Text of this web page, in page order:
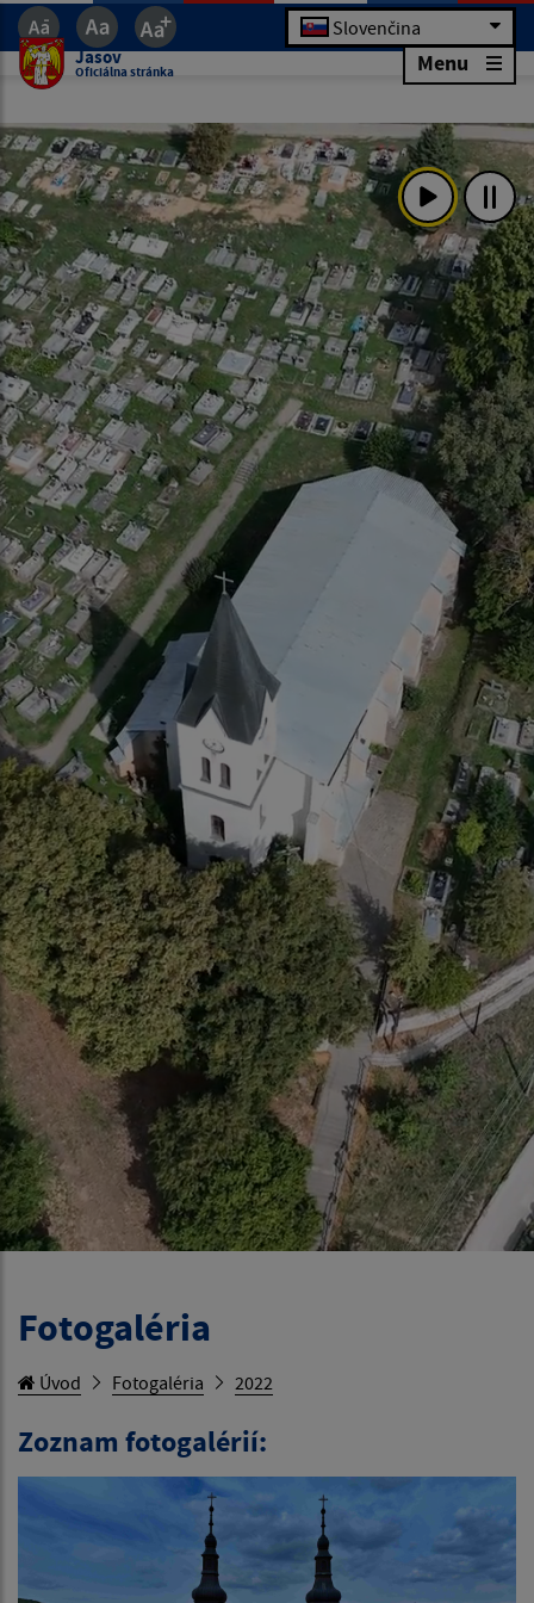
Slovenčina
Jasov
Oficiálna stránka Menu
Fotogaléria
Úvod Fotogaléria 2022
Zoznam fotogalérií: